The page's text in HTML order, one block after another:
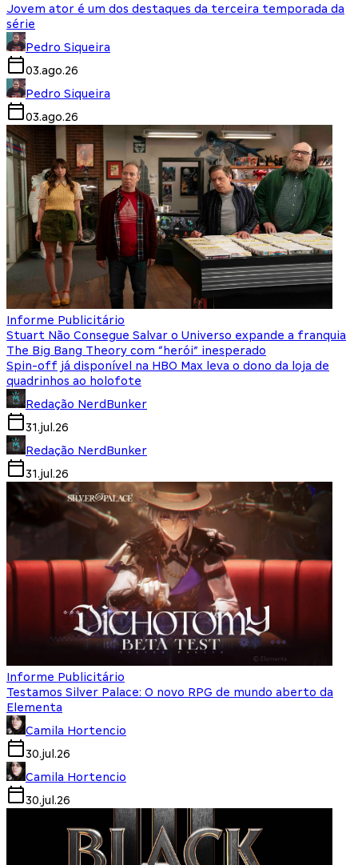
Jovem ator é um dos destaques da terceira temporada da
série
Pedro Siqueira
03.ago.26
Pedro Siqueira
03.ago.26
Informe Publicitário
Stuart Não Consegue Salvar o Universo expande a franquia
The Big Bang Theory com “herói” inesperado
Spin-off já disponível na HBO Max leva o dono da loja de
quadrinhos ao holofote
Redação NerdBunker
31.jul.26
Redação NerdBunker
31.jul.26
Informe Publicitário
Testamos Silver Palace: O novo RPG de mundo aberto da
Elementa
Camila Hortencio
30.jul.26
Camila Hortencio
30.jul.26